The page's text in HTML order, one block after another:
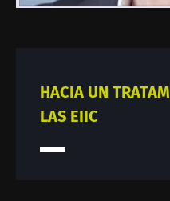
HACIA UN
LAS EIIC